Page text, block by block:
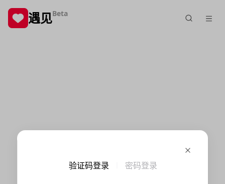
验证码登录 密码登录
遇见Beta